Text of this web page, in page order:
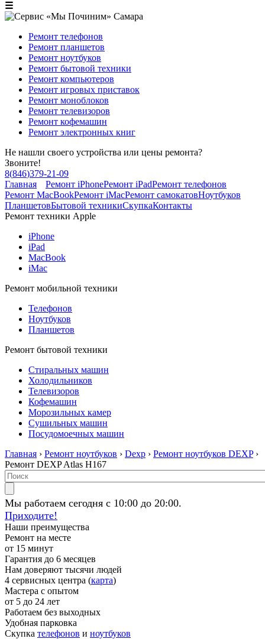
☰
Ремонт телефонов
Ремонт планшетов
Ремонт ноутбуков
Ремонт бытовой техники
Ремонт компьютеров
Ремонт игровых приставок
Ремонт моноблоков
Ремонт телевизоров
Ремонт кофемашин
Ремонт электронных книг
Не нашли своего устройства или цены ремонта?
Звоните!
8(846)379-21-09
Главная
Ремонт iPhoneРемонт iPadРемонт телефонов
Ремонт MacBookРемонт iMacРемонт самокатовНоутбуков
ПланшетовБытовой техникиСкупкаКонтакты
Ремонт техники Apple
iPhone
iPad
MacBook
iMac
Ремонт мобильной техники
Телефонов
Ноутбуков
Планшетов
Ремонт бытовой техники
Стиральных машин
Холодильников
Телевизоров
Кофемашин
Морозильных камер
Сушильных машин
Посудомоечных машин
Главная › Ремонт ноутбуков › Dexp › Ремонт ноутбуков DEXP›
Ремонт DEXP Atlas H167
Мы работаем сегодня с 10:00 до 20:00.
Приходите!
Наши преимущества
Ремонт на месте
от 15 минут
Гарантия до 6 месяцев
Нам доверяют тысячи людей
4 сервисных центра (карта)
Мастера с опытом
от 5 до 24 лет
Работаем без выходных
Удобная парковка
Скупка телефонов и ноутбуков